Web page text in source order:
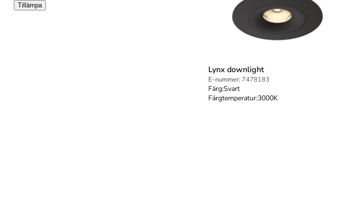
Tillämpa
Lynx downlight
E-nummer: 7478183
Färg:Svart
Färgtemperatur:3000K